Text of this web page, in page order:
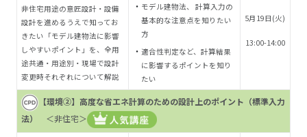
非住宅用途の意匠設計・設備
設計を進めるうえで知ってお
きたい「モデル建物法に影響
しやすいポイント」を、全用
途共通・用途別・現場で設計
変更時それぞれについて解説
モデル建物法、 計算入力の
基本的な注意点を知りたい
方
適合性判定など、 計算結果
に影響するポイントを知り
たい
5月19日(火)
13:00-14:00
【環境②】高度な省エネ計算のための設計上のポイント（標準入力
法） ＜非住宅＞